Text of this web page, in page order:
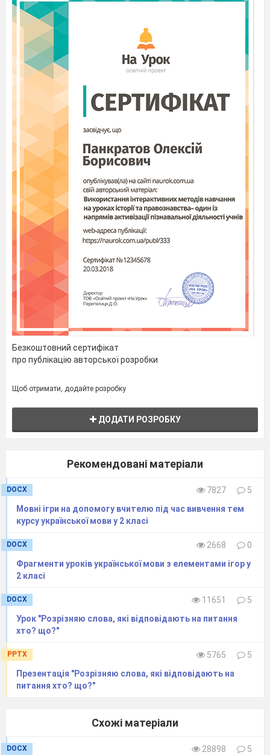
Безкоштовний сертифікат
про публікацію авторської розробки
Щоб отримати, додайте розробку
ДОДАТИ РОЗРОБКУ
Рекомендовані матеріали
DOCX 7827
5
Мовні ігри на допомогу вчителю під час вивчення тем
курсу української мови у 2 класі
DOCX 2668
0
Фрагменти уроків української мови з елементами ігор у
2 класі
DOCX 11651
5
Урок "Розрізняю слова, які відповідають на питання
хто? що?"
PPTX 5765
5
Презентація "Розрізняю слова, які відповідають на
питання хто? що?"
Схожі матеріали
DOCX 28898
5